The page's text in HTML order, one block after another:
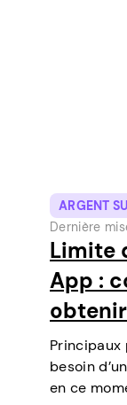
ARGENT
Dernière
Limite
App :
Principaux
besoin
en ce